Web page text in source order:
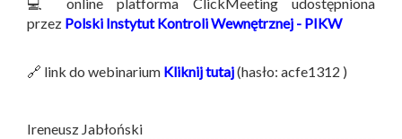
przez Polski Instytut Kontroli Wewnętrznej - PIKW
🔗 link do webinarium Kliknij tutaj(hasło: acfe1312 )
Ireneusz Jabłoński